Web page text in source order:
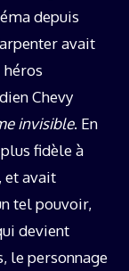
depuis
avait
Chevy
invisible. En
fidèle à
et avait
tel pouvoir,
devient
le personnage